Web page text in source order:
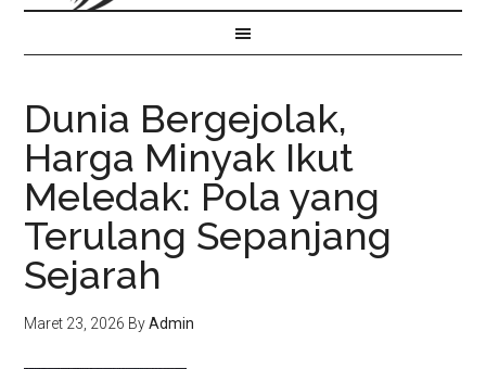
Dunia Bergejolak,
Harga Minyak Ikut
Meledak: Pola yang
Terulang Sepanjang
Sejarah
Maret 23, 2026 ByAdmin